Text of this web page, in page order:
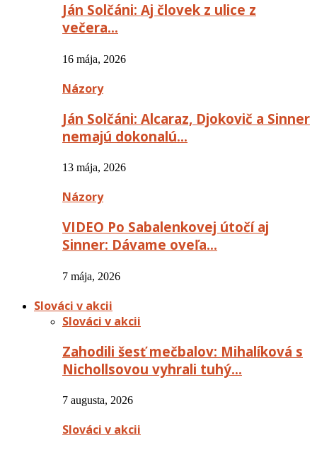
Ján Solčáni: Aj človek z ulice z
večera…
16 mája, 2026
Názory
Ján Solčáni: Alcaraz, Djokovič a Sinner
nemajú dokonalú…
13 mája, 2026
Názory
VIDEO Po Sabalenkovej útočí aj
Sinner: Dávame oveľa…
7 mája, 2026
Slováci v akcii
Slováci v akcii
Zahodili šesť mečbalov: Mihalíková s
Nichollsovou vyhrali tuhý…
7 augusta, 2026
Slováci v akcii